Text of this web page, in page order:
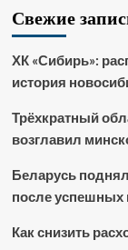
Свежие
ХК «Сибирь»:
история
Трёхкратный
возглавил
Беларусь
после успешных
Как снизить